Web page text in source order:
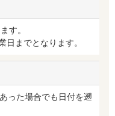
す。
までとなります。
った場合でも日付を遡